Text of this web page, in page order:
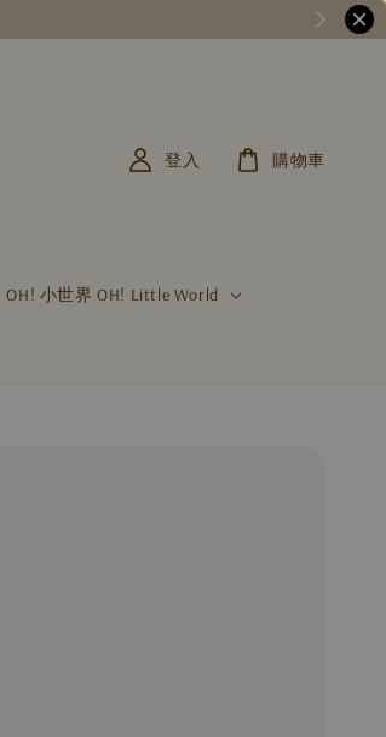
OH! 小世界 OH! Little World
登入 購物車